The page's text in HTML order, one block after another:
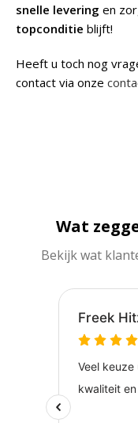
snelle levering en
topconditie blijft!
Heeft u toch nog
contact via onze
Wat
Bekijk wat